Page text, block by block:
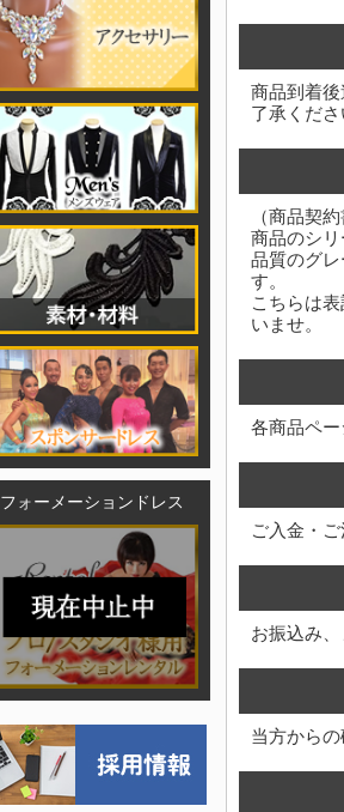
フォーメーションドレス
商品到着
了承くだ
（商品契
商品のシ
品質のグ
す。
こちらは
いませ。
各商品ペ
ご入金・
お振込み
当方から